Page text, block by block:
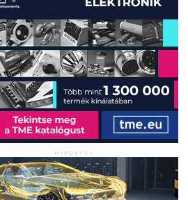
HIRDETÉS